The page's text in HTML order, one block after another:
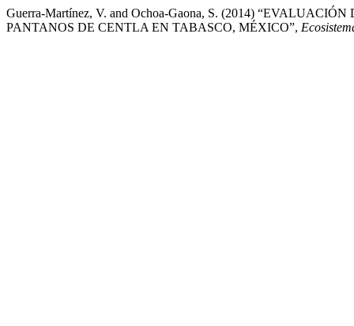
Guerra-Martínez, V. and Ochoa-Gaona, S. (2014)
PANTANOS DE CENTLA EN TABASCO, MÉXICO”,